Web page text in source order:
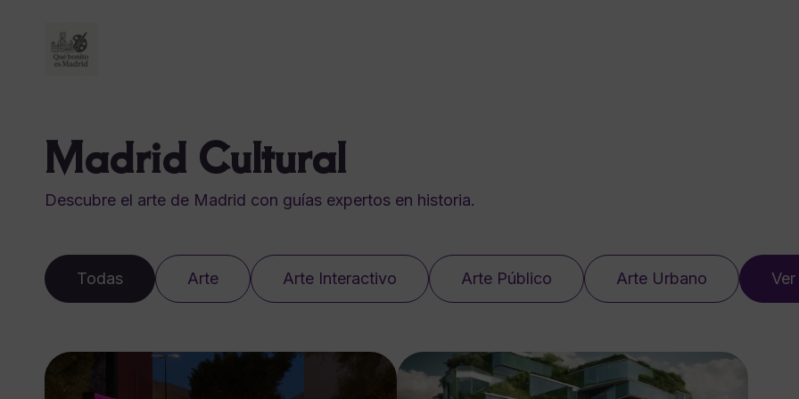
Madrid Cultural
Descubre el arte de Madrid con guías expertos en historia.
Todas Arte Arte Interactivo Arte Público Arte Urbano